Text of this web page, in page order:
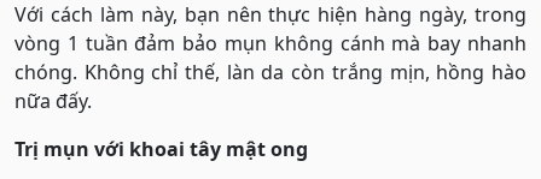
Với cách làm này, bạn nên thực hiện hàng ngày, trong
vòng 1 tuần đảm bảo mụn không cánh mà bay nhanh
chóng. Không chỉ thế, làn da còn trắng mịn, hồng hào
nữa đấy.
Trị mụn với khoai tây mật ong